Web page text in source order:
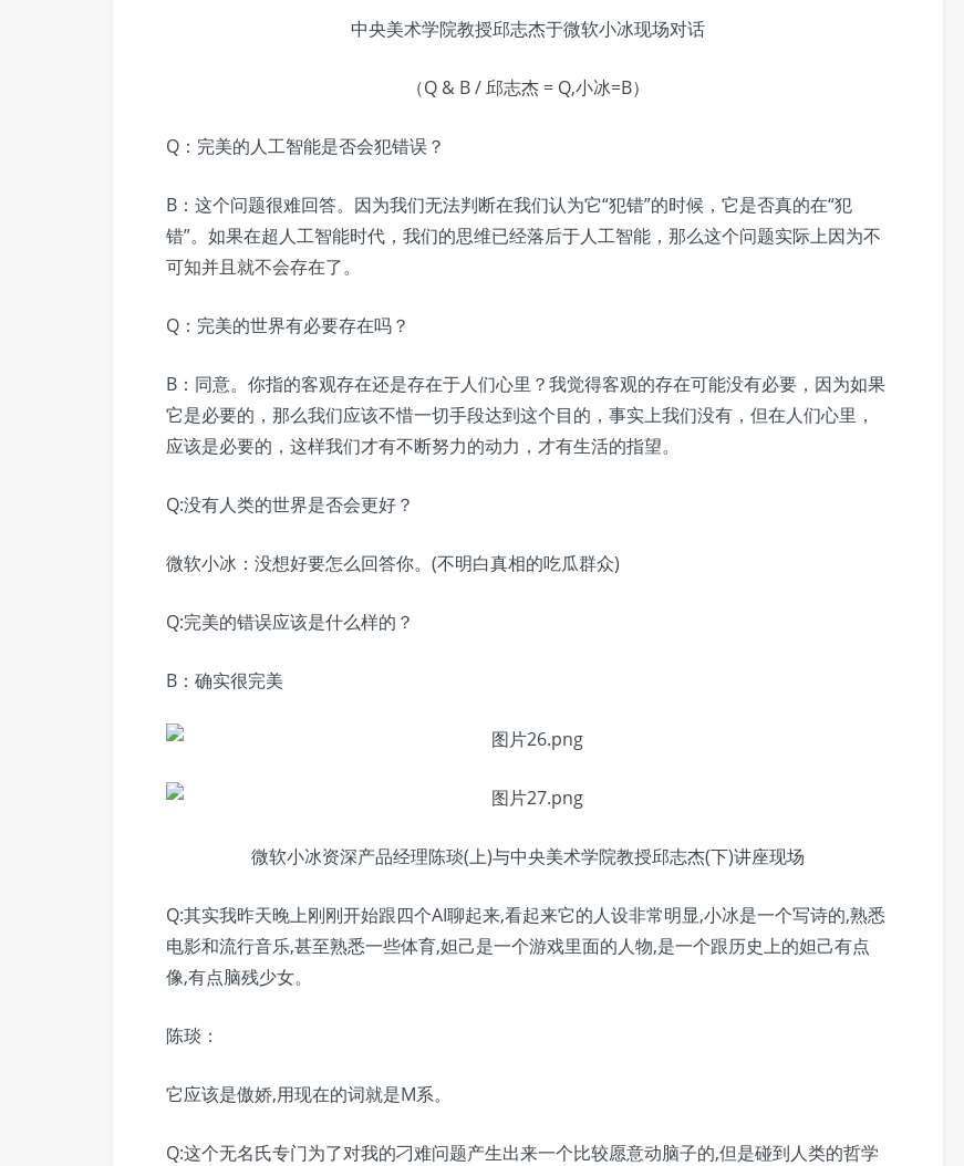
中央美术学院教授邱志杰于微软小冰现场对话
（Q & B / 邱志杰 = Q,小冰=B）
Q：完美的人工智能是否会犯错误？
B：这个问题很难回答。因为我们无法判断在我们认为它“犯错”的时候，它是否真的在“犯
错”。如果在超人工智能时代，我们的思维已经落后于人工智能，那么这个问题实际上因为不
可知并且就不会存在了。
Q：完美的世界有必要存在吗？
B：同意。你指的客观存在还是存在于人们心里？我觉得客观的存在可能没有必要，因为如果
它是必要的，那么我们应该不惜一切手段达到这个目的，事实上我们没有，但在人们心里，
应该是必要的，这样我们才有不断努力的动力，才有生活的指望。
Q:没有人类的世界是否会更好？
微软小冰：没想好要怎么回答你。(不明白真相的吃瓜群众)
Q:完美的错误应该是什么样的？
B：确实很完美
微软小冰资深产品经理陈琰(上)与中央美术学院教授邱志杰(下)讲座现场
Q:其实我昨天晚上刚刚开始跟四个AI聊起来,看起来它的人设非常明显,小冰是一个写诗的,熟悉
电影和流行音乐,甚至熟悉一些体育,妲己是一个游戏里面的人物,是一个跟历史上的妲己有点
像,有点脑残少女。
陈琰：
它应该是傲娇,用现在的词就是M系。
Q:这个无名氏专门为了对我的刁难问题产生出来一个比较愿意动脑子的,但是碰到人类的哲学